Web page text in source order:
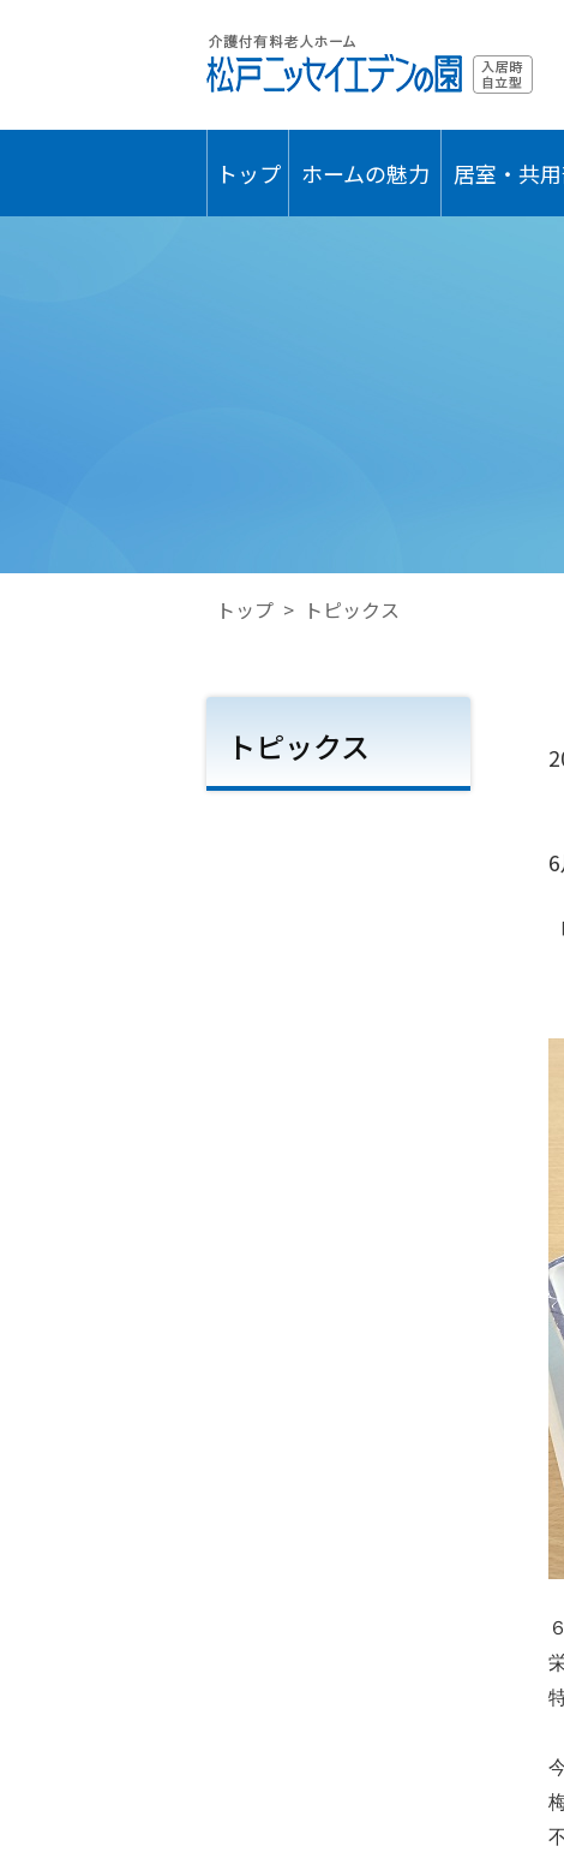
トップ ホームの魅力 居室・共
トップ > トピックス
トピックス